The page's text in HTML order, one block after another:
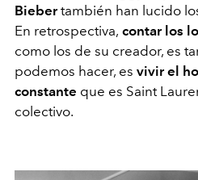
Biebertambién han lucido
En retrospectiva, contar los
como los de su creador, es
podemos hacer, es vivir el
constante que es Saint
colectivo.